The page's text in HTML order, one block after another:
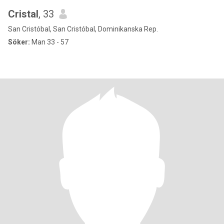
Cristal, 33
San Cristóbal, San Cristóbal, Dominikanska Rep.
Söker: Man 33 - 57